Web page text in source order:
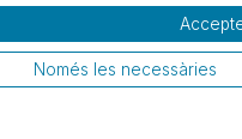
Només les necessàries